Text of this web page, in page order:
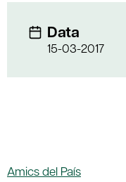
Data
15-03-2017
Amics del País